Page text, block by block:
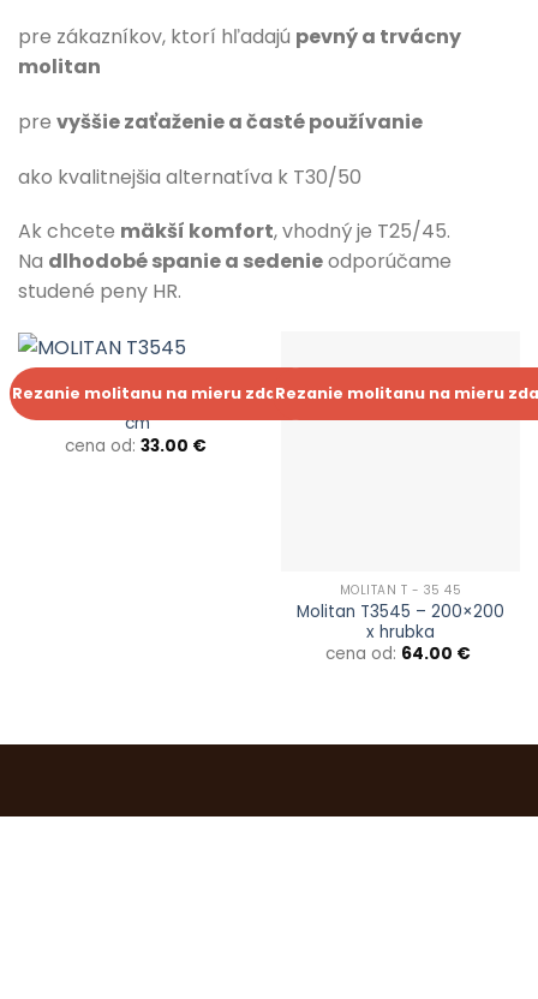
pre zákazníkov, ktorí hľadajú pevný a trvácny
molitan
pre vyššie zaťaženie a časté používanie
ako kvalitnejšia alternatíva k T30/50
Ak chcete mäkší komfort, vhodný je T25/45.
Na dlhodobé spanie a sedenieodporúčame
studené peny HR.
Rezanie molitanu na mieru zdarma!
Molitan T3545 – 200×100
cm
cena od: 33.00 €
Rezanie molitanu na mieru
MOLITAN T - 35 45
Molitan T3545 – 200×200
x hrubka
cena od: 64.00 €